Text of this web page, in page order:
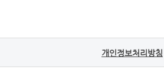
개인정보처리방침